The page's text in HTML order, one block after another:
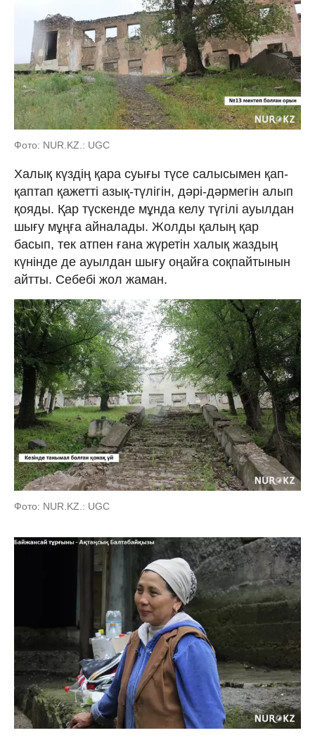
Фото: NUR.KZ.: UGC
Халық күздің қара суығы түсе салысымен қап-
қаптап қажетті азық-түлігін, дәрі-дәрмегін алып
қояды. Қар түскенде мұнда келу түгілі ауылдан
шығу мұңға айналады. Жолды қалың қар
басып, тек атпен ғана жүретін халық жаздың
күнінде де ауылдан шығу оңайға соқпайтынын
айтты. Себебі жол жаман.
Фото: NUR.KZ.: UGC